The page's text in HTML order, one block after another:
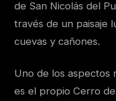
de San Nicolás del
través de un paisaje
cuevas y cañones.
Uno de los aspectos
es el propio Cerro